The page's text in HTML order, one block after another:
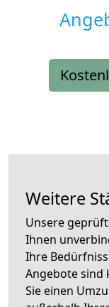
Weitere
Unsere
Ihnen
Ihre
Angebote sind
Sie einen